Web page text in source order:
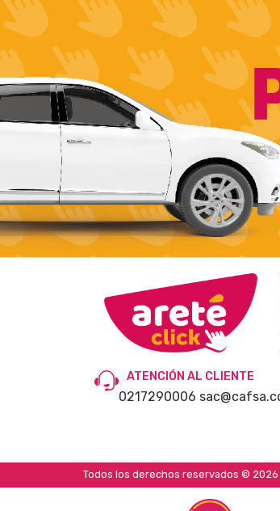
ATENCIÓN AL CLIENTE
0217290006
Todos los derechos reservados © 2026